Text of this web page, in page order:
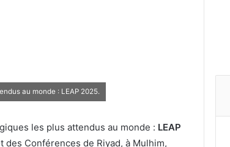
au monde : LEAP 2025.
les plus attendus au monde : LEAP
des Conférences de Riyad, à Mulhim,